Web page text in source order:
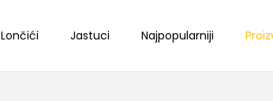
Lončići Jastuci Najpopularniji